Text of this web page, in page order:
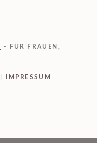
- FÜR FRAUEN,
IMPRESSUM